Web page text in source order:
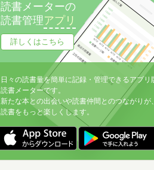
読書メーターの
読書管理アプリ
詳しくはこちら
日々の読書量を簡単に記録・管理できるアプリ
読書メーターです。
新たな本との出会いや読書仲間とのつながりが
読書をもっと楽しくします。